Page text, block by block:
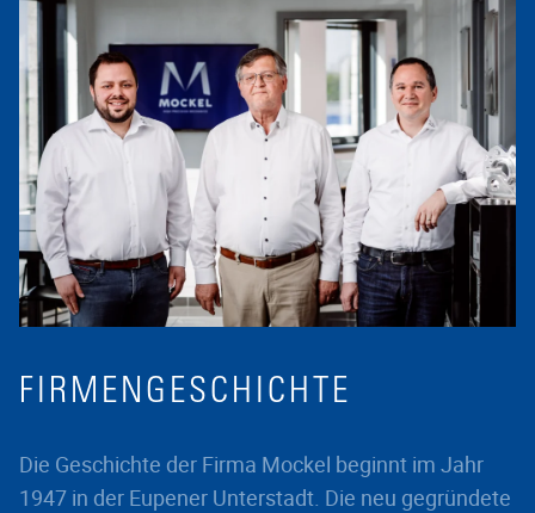
FIRMENGESCHICHTE
Die Geschichte der Firma Mockel beginnt im Jahr
1947 in der Eupener Unterstadt. Die neu gegründete